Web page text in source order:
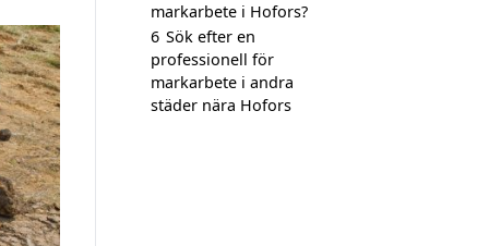
markarbete i Hofors?
6 Sök efter en
professionell för
markarbete i andra
städer nära Hofors